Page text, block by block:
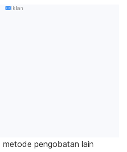
Iklan
metode pengobatan lain